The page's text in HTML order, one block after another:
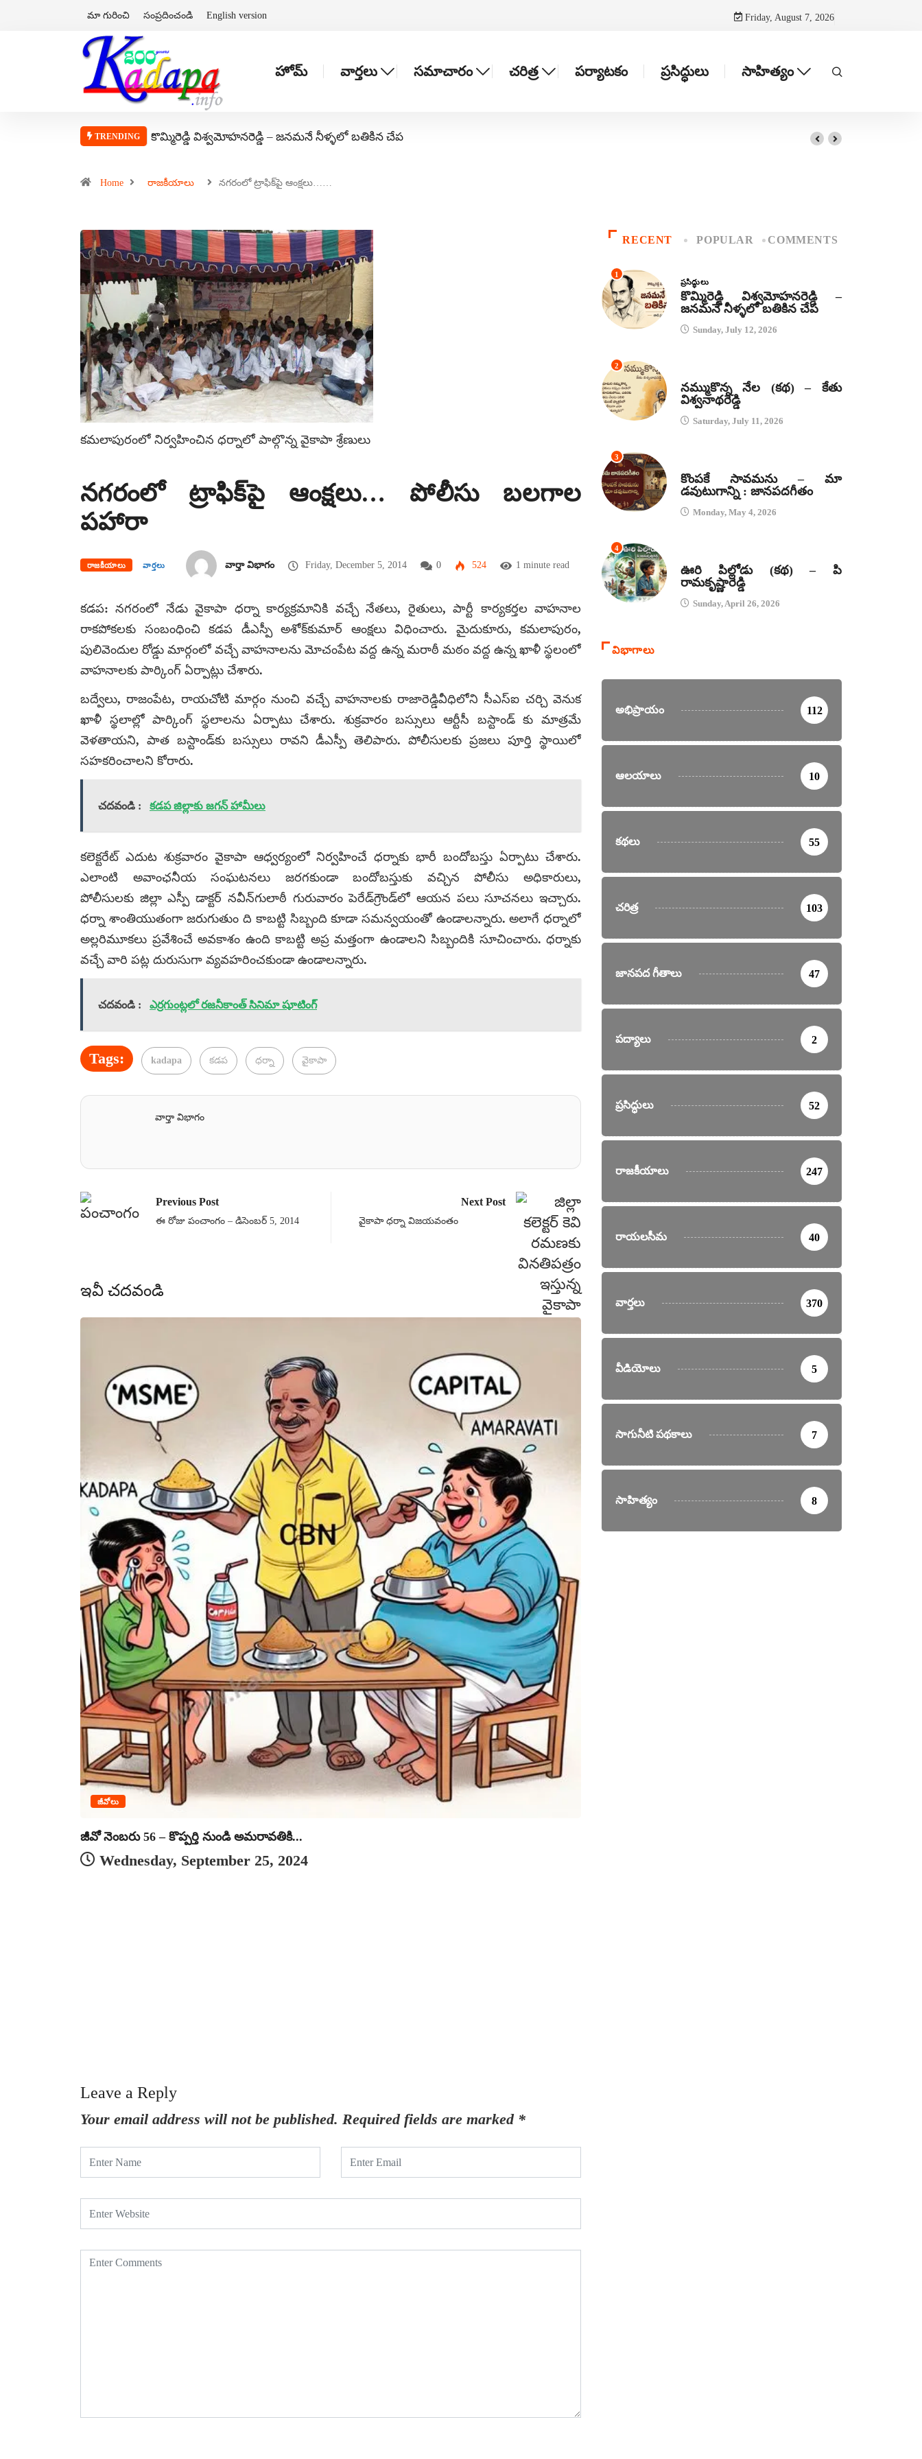
మా గురించి సంప్రదించండి English version Friday, August 7, 2026
హోమ్ వార్తలు సమాచారం చరిత్ర పర్యాటకం ప్రసిద్ధులు సాహిత్యం
TRENDING కొమ్మిరెడ్డి విశ్వమోహనరెడ్డి – జనమనే నీళ్ళలో బతికిన చేప
Home రాజకీయాలు నగరంలో ట్రాఫిక్‌పై ఆంక్షలు……
కమలాపురంలో నిర్వహించిన ధర్నాలో పాల్గొన్న వైకాపా శ్రేణులు
నగరంలో ట్రాఫిక్‌పై ఆంక్షలు… పోలీసు బలగాల
పహారా
రాజకీయాలు వార్తలు వార్తా విభాగం Friday, December 5, 2014 0 524 1 minute read
కడప: నగరంలో నేడు వైకాపా ధర్నా కార్యక్రమానికి వచ్చే నేతలు, రైతులు, పార్టీ కార్యకర్తల వాహనాల
రాకపోకలకు సంబంధించి కడప డీఎస్పీ అశోక్‌కుమార్‌ ఆంక్షలు విధించారు. మైదుకూరు, కమలాపురం,
పులివెందుల రోడ్డు మార్గంలో వచ్చే వాహనాలను మోచంపేట వద్ద ఉన్న మరాఠీ మఠం వద్ద ఉన్న ఖాళీ స్థలంలో
వాహనాలకు పార్కింగ్‌ ఏర్పాట్లు చేశారు.
బద్వేలు, రాజంపేట, రాయచోటి మార్గం నుంచి వచ్చే వాహనాలకు రాజారెడ్డివీధిలోని సీఎస్‌ఐ చర్చి వెనుక
ఖాళీ స్థలాల్లో పార్కింగ్‌ స్థలాలను ఏర్పాటు చేశారు. శుక్రవారం బస్సులు ఆర్టీసీ బస్టాండ్‌ కు మాత్రమే
వెళతాయని, పాత బస్టాండ్‌కు బస్సులు రావని డీఎస్పీ తెలిపారు. పోలీసులకు ప్రజలు పూర్తి స్థాయిలో
సహకరించాలని కోరారు.
చదవండి : కడప జిల్లాకు జగన్ హామీలు
కలెక్టరేట్‌ ఎదుట శుక్రవారం వైకాపా ఆధ్వర్యంలో నిర్వహించే ధర్నాకు భారీ బందోబస్తు ఏర్పాటు చేశారు.
ఎలాంటి అవాంఛనీయ సంఘటనలు జరగకుండా బందోబస్తుకు వచ్చిన పోలీసు అధికారులు,
పోలీసులకు జిల్లా ఎస్పీ డాక్టర్‌ నవీన్‌గులాఠీ గురువారం పెరేడ్‌గ్రౌండ్‌లో ఆయన పలు సూచనలు ఇచ్చారు.
ధర్నా శాంతియుతంగా జరుగుతుం ది కాబట్టి సిబ్బంది కూడా సమన్వయంతో ఉండాలన్నారు. అలాగే ధర్నాలో
అల్లరిమూకలు ప్రవేశించే అవకాశం ఉంది కాబట్టి అప్ర మత్తంగా ఉండాలని సిబ్బందికి సూచించారు. ధర్నాకు
వచ్చే వారి పట్ల దురుసుగా వ్యవహరించకుండా ఉండాలన్నారు.
చదవండి : ఎర్రగుంట్లలో రజనీకాంత్ సినిమా షూటింగ్
Tags: kadapa కడప ధర్నా వైకాపా
వార్తా విభాగం
Previous Post
ఈ రోజు పంచాంగం – డిసెంబర్ 5, 2014
Next Post
వైకాపా ధర్నా విజయవంతం
ఇవీ చదవండి
జీవోలు
జీవో నెంబరు 56 – కొప్పర్తి నుండి అమరావతికి...
Wednesday, September 25, 2024
Leave a Reply
Your email address will not be published. Required fields are marked *
RECENT POPULAR COMMENTS
1
ప్రసిద్ధులు
కొమ్మిరెడ్డి విశ్వమోహనరెడ్డి –
జనమనే నీళ్ళలో బతికిన చేప
Sunday, July 12, 2026
2
నమ్ముకొన్న నేల (కథ) – కేతు
విశ్వనాథరెడ్డి
Saturday, July 11, 2026
3
కొంపకే సావమను – మా
డవుటుగాన్ని : జానపదగీతం
Monday, May 4, 2026
4
ఊరి పిల్లోడు (కథ) – పి
రామకృష్ణారెడ్డి
Sunday, April 26, 2026
విభాగాలు
అభిప్రాయం 112
ఆలయాలు 10
కథలు 55
చరిత్ర 103
జానపద గీతాలు 47
పద్యాలు 2
ప్రసిద్ధులు 52
రాజకీయాలు 247
రాయలసీమ 40
వార్తలు 370
వీడియోలు 5
సాగునీటి పథకాలు 7
సాహిత్యం 8